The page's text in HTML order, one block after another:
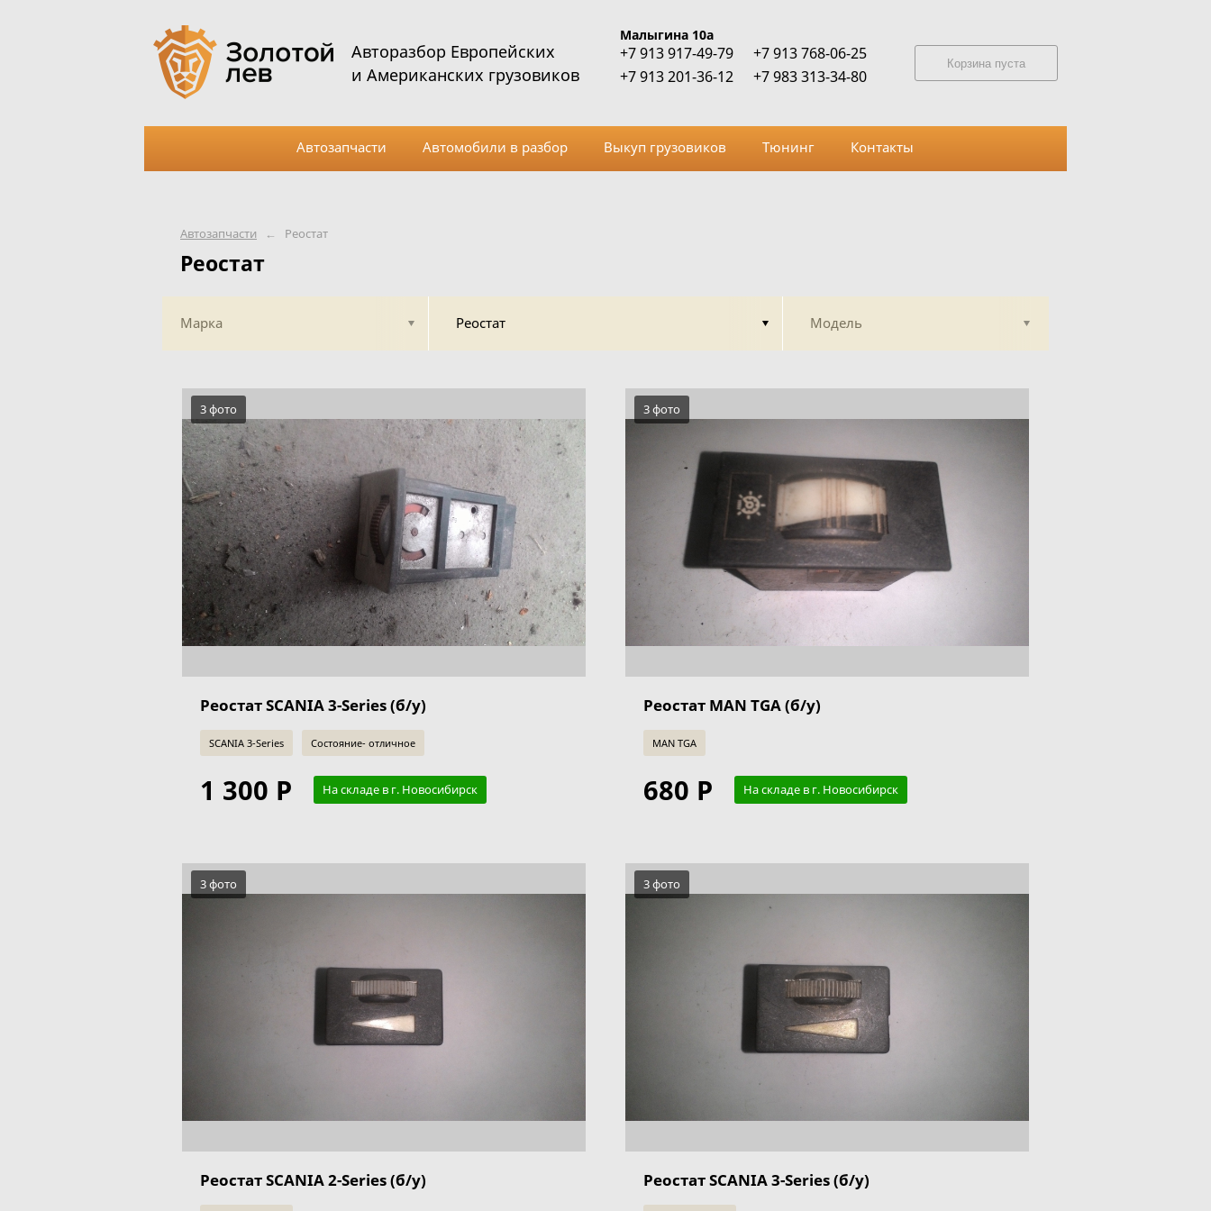
Автозапчасти ← Реостат
Реостат
Марка Реостат Модель
3 фото
Реостат SCANIA 3-Series (б/у)
SCANIA 3-Series Состояние- отличное
1 300 Р На складе в г. Новосибирск
3 фото
Реостат MAN TGA (б/у)
MAN TGA
680 Р На складе в г. Новосибирск
3 фото
Реостат SCANIA 2-Series (б/у)
3 фото
Реостат SCANIA 3-Series (б/у)
Авторазбор Европейских
и Американских грузовиков
Малыгина 10а
+7 913 917-49-79
+7 913 201-36-12
+7 913 768-06-25
+7 983 313-34-80
Корзина пуста
Автозапчасти Автомобили в разбор Выкуп грузовиков Тюнинг Контакты